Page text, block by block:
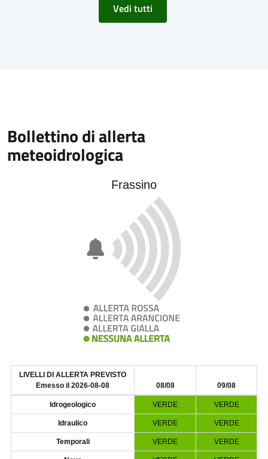
Vedi tutti
Bollettino di allerta
meteoidrologica